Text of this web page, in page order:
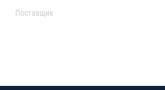
Поставщик